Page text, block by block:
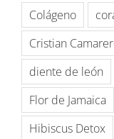
Colágeno
Cristian
diente de león
Flor de Jamaica
Hibiscus Detox